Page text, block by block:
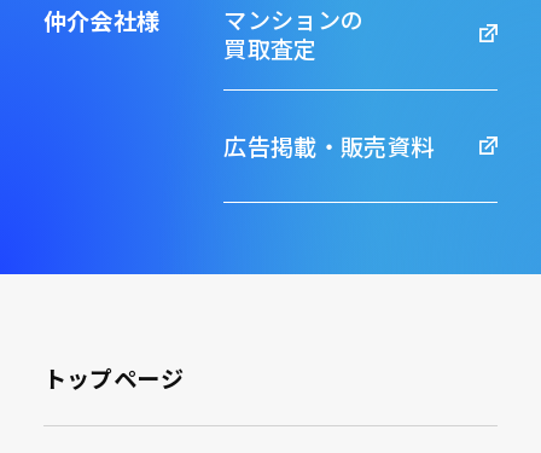
仲介会社様
マンションの
買取査定
広告掲載・販売資料
トップページ